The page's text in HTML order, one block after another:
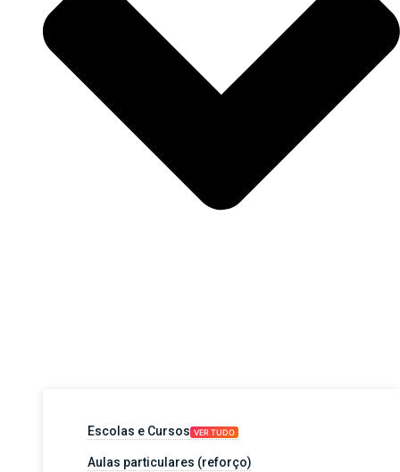
Escolas e Cursos VER TUDO
Aulas particulares (reforço)